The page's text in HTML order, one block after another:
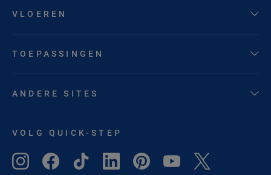
VLOEREN
TOEPASSINGEN
ANDERE SITES
VOLG QUICK-STEP